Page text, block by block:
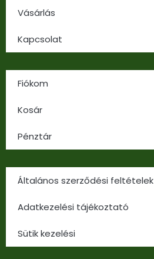
Vásárlás
Kapcsolat
Fiókom
Kosár
Pénztár
Általános szerződési feltételek
Adatkezelési tájékoztató
Sütik kezelési